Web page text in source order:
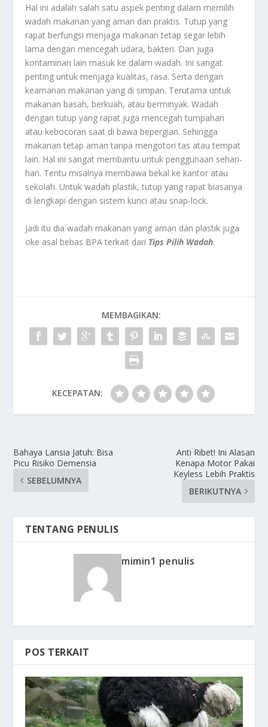
Hal ini adalah salah satu aspek penting dalam memilih
wadah makanan yang aman dan praktis. Tutup yang
rapat berfungsi menjaga makanan tetap segar lebih
lama dengan mencegah udara, bakteri. Dan juga
kontaminan lain masuk ke dalam wadah. Ini sangat
penting untuk menjaga kualitas, rasa. Serta dengan
keamanan makanan yang di simpan. Terutama untuk
makanan basah, berkuah, atau berminyak. Wadah
dengan tutup yang rapat juga mencegah tumpahan
atau kebocoran saat di bawa bepergian. Sehingga
makanan tetap aman tanpa mengotori tas atau tempat
lain. Hal ini sangat membantu untuk penggunaan sehari-
hari. Tentu misalnya membawa bekal ke kantor atau
sekolah. Untuk wadah plastik, tutup yang rapat biasanya
di lengkapi dengan sistem kunci atau snap-lock.
Jadi itu dia wadah makanan yang aman dan plastik juga
oke asal bebas BPA terkait dari Tips Pilih Wadah.
MEMBAGIKAN:
KECEPATAN:
Bahaya Lansia Jatuh: Bisa
Picu Risiko Demensia
SEBELUMNYA
Anti Ribet! Ini Alasan
Kenapa Motor Pakai
Keyless Lebih Praktis
BERIKUTNYA
TENTANG PENULIS
mimin1 penulis
POS TERKAIT